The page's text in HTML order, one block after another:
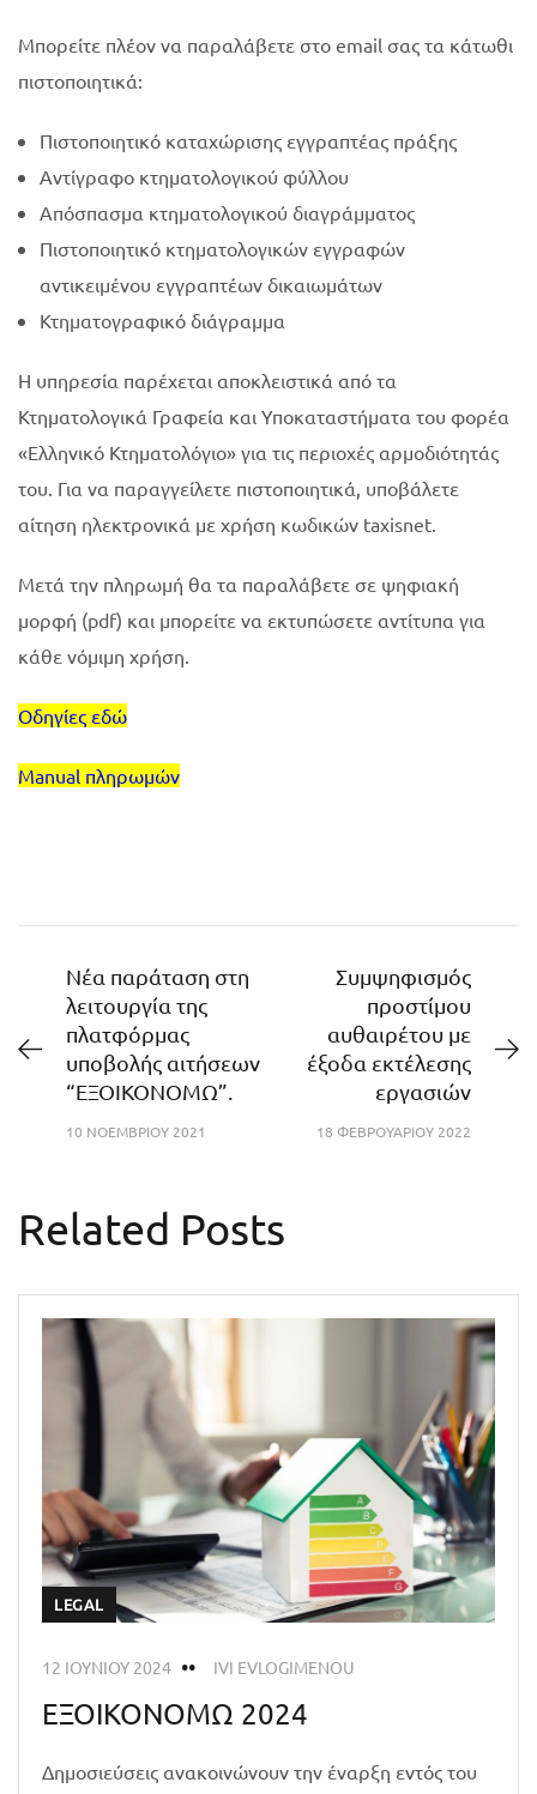
Μπορείτε πλέον να παραλάβετε στο email σας τα κάτωθι
πιστοποιητικά:
Πιστοποιητικό καταχώρισης εγγραπτέας πράξης
Αντίγραφο κτηματολογικού φύλλου
Απόσπασμα κτηματολογικού διαγράμματος
Πιστοποιητικό κτηματολογικών εγγραφών
αντικειμένου εγγραπτέων δικαιωμάτων
Κτηματογραφικό διάγραμμα
Η υπηρεσία παρέχεται αποκλειστικά από τα
Κτηματολογικά Γραφεία και Υποκαταστήματα του φορέα
«Ελληνικό Κτηματολόγιο» για τις περιοχές αρμοδιότητάς
του. Για να παραγγείλετε πιστοποιητικά, υποβάλετε
αίτηση ηλεκτρονικά με χρήση κωδικών taxisnet.
Μετά την πληρωμή θα τα παραλάβετε σε ψηφιακή
μορφή (pdf) και μπορείτε να εκτυπώσετε αντίτυπα για
κάθε νόμιμη χρήση.
Οδηγίες εδώ
Manual πληρωμών
Νέα παράταση στη
λειτουργία της
πλατφόρμας
υποβολής αιτήσεων
“ΕΞΟΙΚΟΝΟΜΩ”.
10 ΝΟΕΜΒΡΊΟΥ 2021
Συμψηφισμός
προστίμου
αυθαιρέτου με
έξοδα εκτέλεσης
εργασιών
18 ΦΕΒΡΟΥΑΡΊΟΥ 2022
Related Posts
LEGAL
12 ΙΟΥΝΊΟΥ 2024 IVI EVLOGIMENOU
ΕΞΟΙΚΟΝΟΜΩ 2024
Δημοσιεύσεις ανακοινώνουν την έναρξη εντός του